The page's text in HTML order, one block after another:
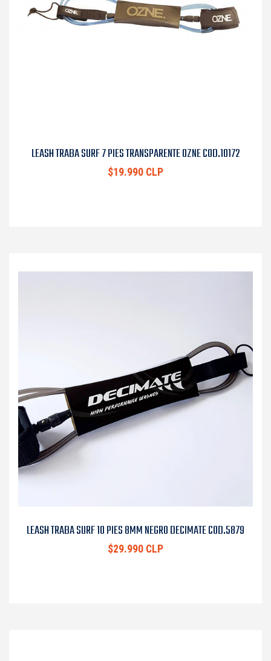
LEASH TRABA SURF 7 PIES TRANSPARENTE OZNE COD.10172
$19.990 CLP
LEASH TRABA SURF 10 PIES 8MM NEGRO DECIMATE COD.5879
$29.990 CLP